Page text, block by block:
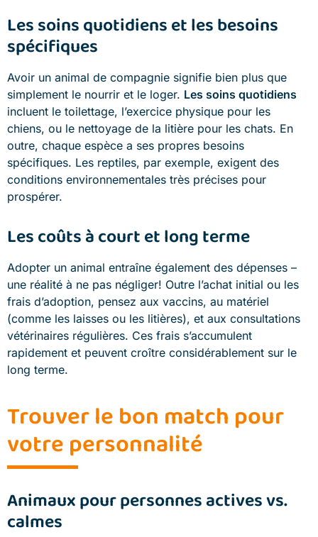
Les soins quotidiens et les besoins
spécifiques
Avoir un animal de compagnie signifie bien plus que
simplement le nourrir et le loger. Les soins quotidiens
incluent le toilettage, l’exercice physique pour les
chiens, ou le nettoyage de la litière pour les chats. En
outre, chaque espèce a ses propres besoins
spécifiques. Les reptiles, par exemple, exigent des
conditions environnementales très précises pour
prospérer.
Les coûts à court et long terme
Adopter un animal entraîne également des dépenses –
une réalité à ne pas négliger! Outre l’achat initial ou les
frais d’adoption, pensez aux vaccins, au matériel
(comme les laisses ou les litières), et aux consultations
vétérinaires régulières. Ces frais s’accumulent
rapidement et peuvent croître considérablement sur le
long terme.
Trouver le bon match pour
votre personnalité
Animaux pour personnes actives vs.
calmes